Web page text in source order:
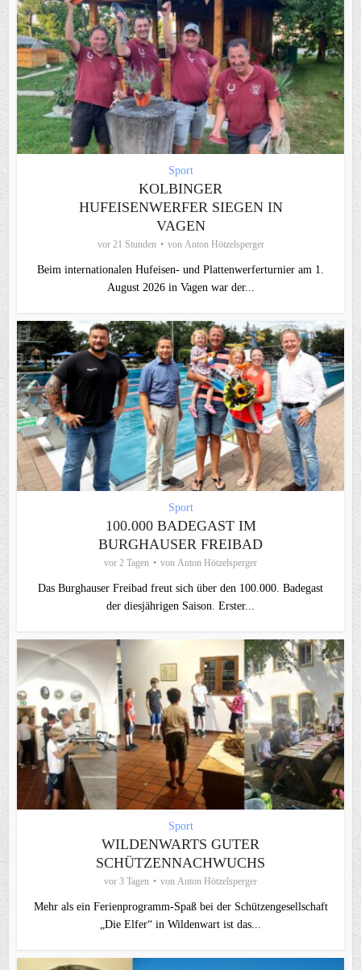
Sport
KOLBINGER
HUFEISENWERFER SIEGEN IN
VAGEN
vor 21 Stunden von Anton Hötzelsperger
Beim internationalen Hufeisen- und Plattenwerferturnier am 1.
August 2026 in Vagen war der...
Sport
100.000 BADEGAST IM
BURGHAUSER FREIBAD
vor 2 Tagen von Anton Hötzelsperger
Das Burghauser Freibad freut sich über den 100.000. Badegast
der diesjährigen Saison. Erster...
Sport
WILDENWARTS GUTER
SCHÜTZENNACHWUCHS
vor 3 Tagen von Anton Hötzelsperger
Mehr als ein Ferienprogramm-Spaß bei der Schützengesellschaft
„Die Elfer“ in Wildenwart ist das...